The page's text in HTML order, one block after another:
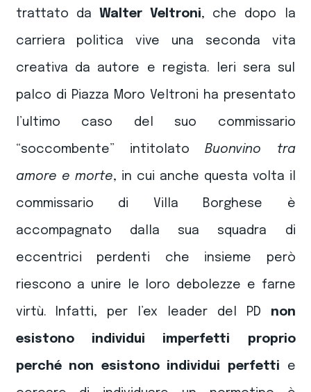
trattato da Walter Veltroni, che dopo la
carriera politica vive una seconda vita
creativa da autore e regista. Ieri sera sul
palco di Piazza Moro Veltroni ha presentato
l’ultimo caso del suo commissario
“soccombente” intitolatoBuonvino tra
amore e morte, in cui anche questa volta il
commissario di Villa Borghese è
accompagnato dalla sua squadra di
eccentrici perdenti che insieme però
riescono a unire le loro debolezze e farne
virtù. Infatti, per l’ex leader del PD non
esistono individui imperfetti proprio
perché non esistono individui perfetti e